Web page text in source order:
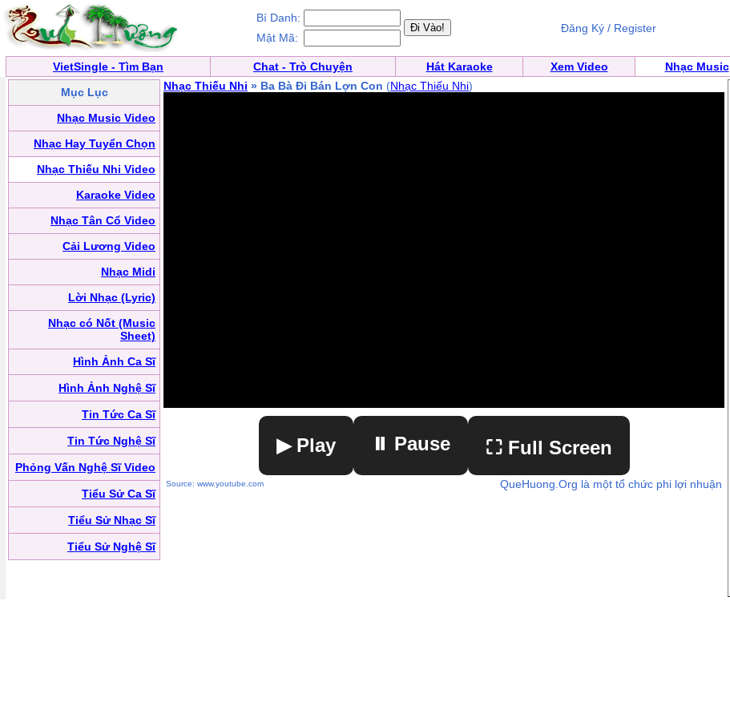
Bí Danh:
Mật Mã:
Đăng Ký / Register
VietSingle - Tìm Bạn Chat - Trò Chuyện Hát Karaoke Xem Video Nhạc Music
Mục Lục
Nhạc Music Video
Nhạc Hay Tuyển Chọn
Nhạc Thiếu Nhi Video
Karaoke Video
Nhạc Tân Cổ Video
Cải Lương Video
Nhạc Midi
Lời Nhạc (Lyric)
Nhạc có Nốt (Music
Sheet)
Hình Ảnh Ca Sĩ
Hình Ảnh Nghệ Sĩ
Tin Tức Ca Sĩ
Tin Tức Nghệ Sĩ
Phỏng Vấn Nghệ Sĩ Video
Tiểu Sử Ca Sĩ
Tiểu Sử Nhạc Sĩ
Tiểu Sử Nghệ Sĩ
Nhạc Thiếu Nhi » Ba Bà Đi Bán Lợn Con (Nhạc Thiếu Nhi)
▶ Play ⏸ Pause ⛶ Full Screen
Source: www.youtube.com QueHuong.Org là một tổ chức phi lợi nhuận